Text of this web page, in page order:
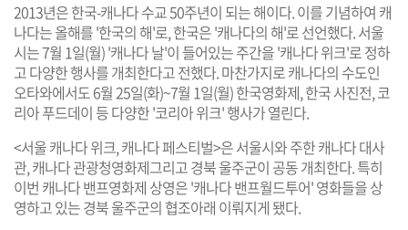
2013년은 한국-캐나다 수교 50주년이 되는 해이다. 이를 기념하여 캐
나다는 올해를 '한국의 해'로, 한국은 '캐나다의 해'로 선언했다. 서울
시는 7월 1일(월) '캐나다 날'이 들어있는 주간을 '캐나다 위크'로 정하
고 다양한 행사를 개최한다고 전했다. 마찬가지로 캐나다의 수도인
오타와에서도 6월 25일(화)~7월 1일(월) 한국영화제, 한국 사진전, 코
리아 푸드데이 등 다양한 '코리아 위크' 행사가 열린다.
<서울 캐나다 위크, 캐나다 페스티벌>은 서울시와 주한 캐나다 대사
관, 캐나다 관광청영화제그리고 경북 울주군이 공동 개최한다. 특히
이번 캐나다 밴프영화제 상영은 '캐나다 밴프월드투어' 영화들을 상
영하고 있는 경북 울주군의 협조아래 이뤄지게 됐다.